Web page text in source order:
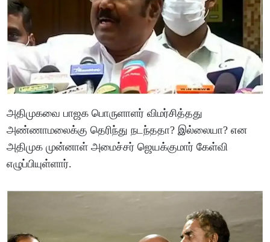
அதிமுகவை பாஜக பொருளாளர் விமர்சித்தது
அண்ணாமலைக்கு தெரிந்து நடந்ததா? இல்லையா? என
அதிமுக முன்னாள் அமைச்சர் ஜெயக்குமார் கேள்வி
எழுப்பியுள்ளார்.